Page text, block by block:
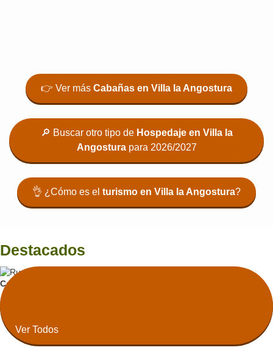
👉 Ver más Cabañas en Villa la Angostura
🔎 Buscar otro tipo de Hospedaje en Villa la
Angosturapara 2026/2027
👌 ¿Cómo es el turismo en Villa la Angostura?
Destacados
Cabaña
Ruca Kuyen Golf Resort
Ver Todos